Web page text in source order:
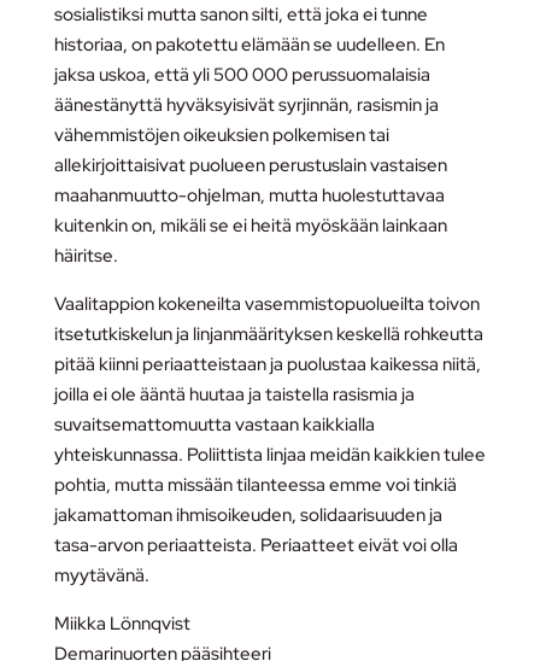
sosialistiksi mutta sanon silti, että joka ei tunne
historiaa, on pakotettu elämään se uudelleen. En
jaksa uskoa, että yli 500 000 perussuomalaisia
äänestänyttä hyväksyisivät syrjinnän, rasismin ja
vähemmistöjen oikeuksien polkemisen tai
allekirjoittaisivat puolueen perustuslain vastaisen
maahanmuutto-ohjelman, mutta huolestuttavaa
kuitenkin on, mikäli se ei heitä myöskään lainkaan
häiritse.
Vaalitappion kokeneilta vasemmistopuolueilta toivon
itsetutkiskelun ja linjanmäärityksen keskellä rohkeutta
pitää kiinni periaatteistaan ja puolustaa kaikessa niitä,
joilla ei ole ääntä huutaa ja taistella rasismia ja
suvaitsemattomuutta vastaan kaikkialla
yhteiskunnassa. Poliittista linjaa meidän kaikkien tulee
pohtia, mutta missään tilanteessa emme voi tinkiä
jakamattoman ihmisoikeuden, solidaarisuuden ja
tasa-arvon periaatteista. Periaatteet eivät voi olla
myytävänä.
Miikka Lönnqvist
Demarinuorten pääsihteeri